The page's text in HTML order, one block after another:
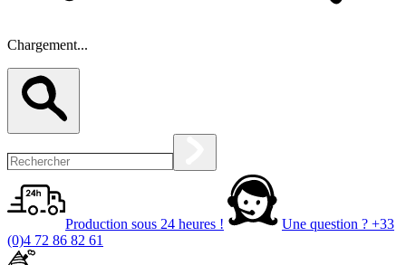
Chargement...
Production sous 24 heures ! Une question ? +33
(0)4 72 86 82 61